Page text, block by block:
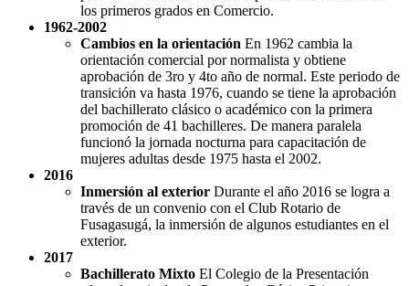
los primeros grados en Comercio.
1962-2002
Cambios en la orientación En 1962 cambia la
orientación comercial por normalista y obtiene
aprobación de 3ro y 4to año de normal. Este periodo de
transición va hasta 1976, cuando se tiene la aprobación
del bachillerato clásico o académico con la primera
promoción de 41 bachilleres. De manera paralela
funcionó la jornada nocturna para capacitación de
mujeres adultas desde 1975 hasta el 2002.
2016
Inmersión al exterior Durante el año 2016 se logra a
través de un convenio con el Club Rotario de
Fusagasugá, la inmersión de algunos estudiantes en el
exterior.
2017
Bachillerato Mixto El Colegio de la Presentación